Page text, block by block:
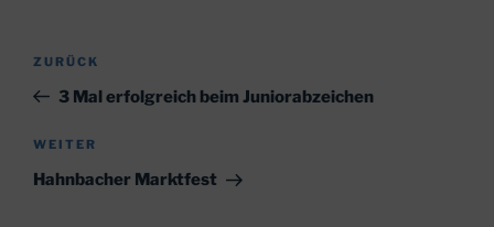
Beitragsnavigation
Vorheriger
Beitrag
ZURÜCK
3 Mal erfolgreich beim Juniorabzeichen
Nächster
Beitrag
WEITER
Hahnbacher Marktfest